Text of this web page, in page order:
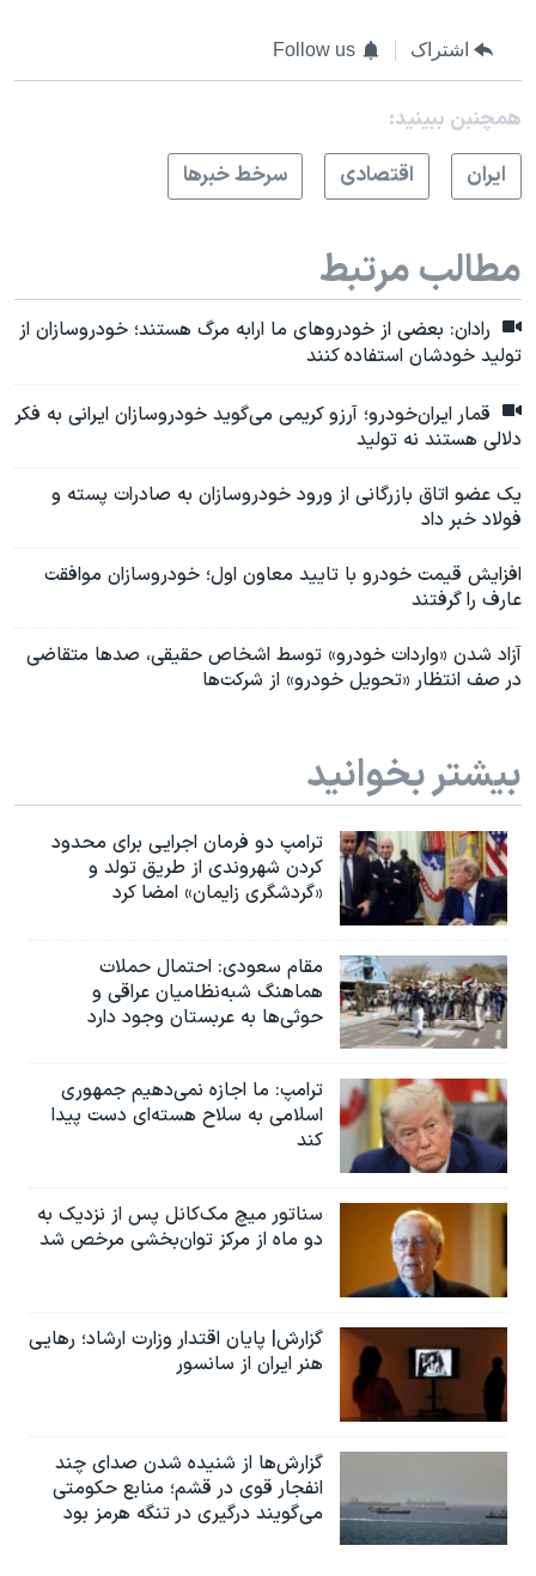
اشتراک Follow us
همچنبن ببینید:
ايران
اقتصادی سرخط خبرها
مطالب مرتبط
رادان: بعضی از خودروهای ما ارابه مرگ هستند؛ خودروسازان از
تولید خودشان استفاده کنند
قمار ایران‌خودرو؛ آرزو کریمی می‌گوید خودروسازان ایرانی به فکر
دلالی هستند نه تولید
یک عضو اتاق بازرگانی از ورود خودروسازان به صادرات پسته و
فولاد خبر داد
افزایش قیمت خودرو با تایید معاون اول؛ خودروسازان موافقت
عارف را گرفتند
آزاد شدن «واردات خودرو» توسط اشخاص حقیقی، صدها متقاضی
در صف انتظار «تحویل خودرو» از شرکت‌ها
بیشتر بخوانید
ترامپ دو فرمان اجرایی برای محدود
کردن شهروندی از طریق تولد و
«گردشگری زایمان» امضا کرد
مقام سعودی: احتمال حملات
هماهنگ شبه‌نظامیان عراقی و
حوثی‌ها به عربستان وجود دارد
ترامپ: ما اجازه نمی‌دهیم جمهوری
اسلامی به سلاح هسته‌ای دست پیدا
کند
سناتور میچ مک‌کانل پس از نزدیک به
دو ماه از مرکز توان‌بخشی مرخص شد
گزارش| پایان اقتدار وزارت ارشاد؛ رهایی
هنر ایران از سانسور
گزارش‌ها از شنیده شدن صدای چند
انفجار قوی در قشم؛ منابع حکومتی
می‌گویند درگیری در تنگه هرمز بود